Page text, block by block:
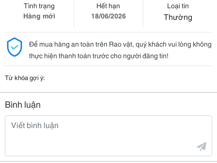
Tình trạng
Hàng mới
Hết hạn
18/06/2026
Loại tin
Thường
Để mua hàng an toàn trên Rao vặt, quý khách vui lòng không
thực hiện thanh toán trước cho người đăng tin!
Từ khóa gợi ý:
Bình luận